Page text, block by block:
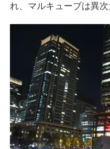
れ、マルキューブは異次